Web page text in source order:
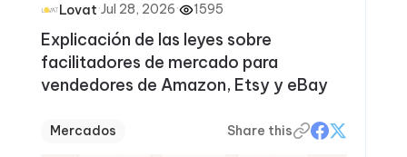
Lovat·Jul 28, 2026· 1595
Explicación de las leyes sobre
facilitadores de mercado para
vendedores de Amazon, Etsy y eBay
Mercados Share this